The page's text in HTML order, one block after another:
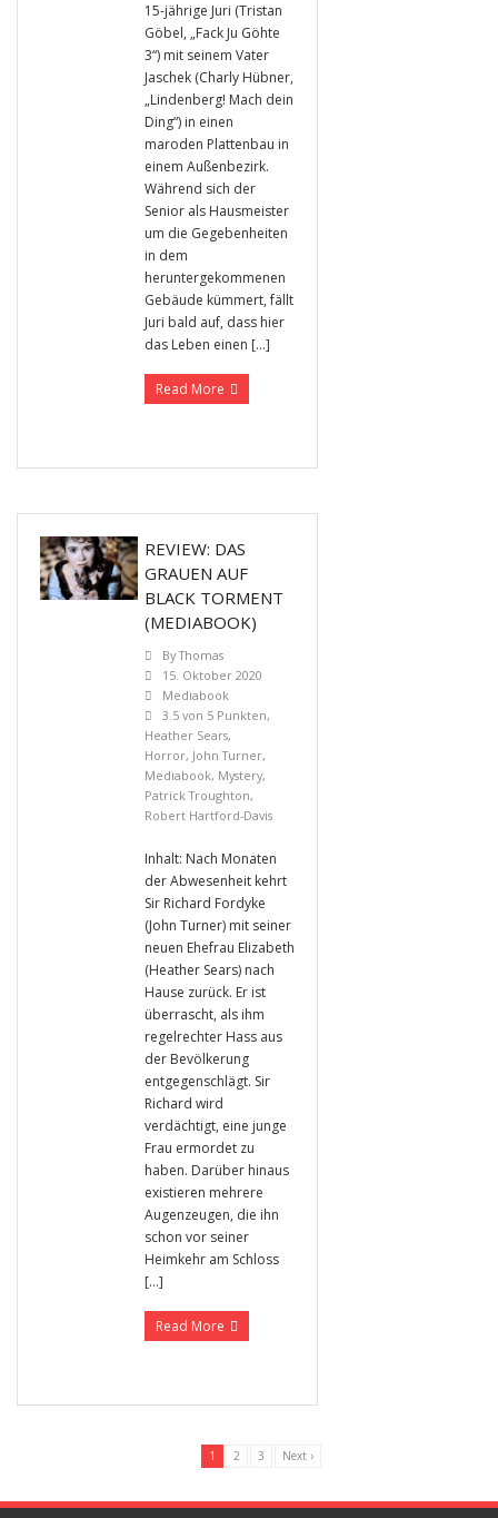
15-jährige Juri (Tristan
Göbel, „Fack Ju Göhte
3“) mit seinem Vater
Jaschek (Charly Hübner,
„Lindenberg! Mach dein
Ding“) in einen
maroden Plattenbau in
einem Außenbezirk.
Während sich der
Senior als Hausmeister
um die Gegebenheiten
in dem
heruntergekommenen
Gebäude kümmert, fällt
Juri bald auf, dass hier
das Leben einen […]
Read More
REVIEW: DAS
GRAUEN AUF
BLACK TORMENT
(MEDIABOOK)
ByThomas
15. Oktober 2020
Mediabook
3.5 von 5 Punkten,
Heather Sears,
Horror, John Turner,
Mediabook, Mystery,
Patrick Troughton,
Robert Hartford-Davis
Inhalt: Nach Monaten
der Abwesenheit kehrt
Sir Richard Fordyke
(John Turner) mit seiner
neuen Ehefrau Elizabeth
(Heather Sears) nach
Hause zurück. Er ist
überrascht, als ihm
regelrechter Hass aus
der Bevölkerung
entgegenschlägt. Sir
Richard wird
verdächtigt, eine junge
Frau ermordet zu
haben. Darüber hinaus
existieren mehrere
Augenzeugen, die ihn
schon vor seiner
Heimkehr am Schloss
[…]
Read More
1 2 3 Next ›